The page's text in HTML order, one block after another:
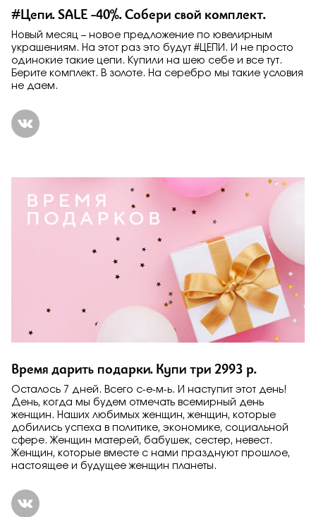
#Цепи. SALE -40%. Собери свой комплект.
Новый месяц – новое предложение по ювелирным
украшениям. На этот раз это будут #ЦЕПИ. И не просто
одинокие такие цепи. Купили на шею себе и все тут.
Берите комплект. В золоте. На серебро мы такие условия
не даем.
Время дарить подарки. Купи три 2993 р.
Осталось 7 дней. Всего с-е-м-ь. И наступит этот день!
День, когда мы будем отмечать всемирный день
женщин. Наших любимых женщин, женщин, которые
добились успеха в политике, экономике, социальной
сфере. Женщин матерей, бабушек, сестер, невест.
Женщин, которые вместе с нами празднуют прошлое,
настоящее и будущее женщин планеты.